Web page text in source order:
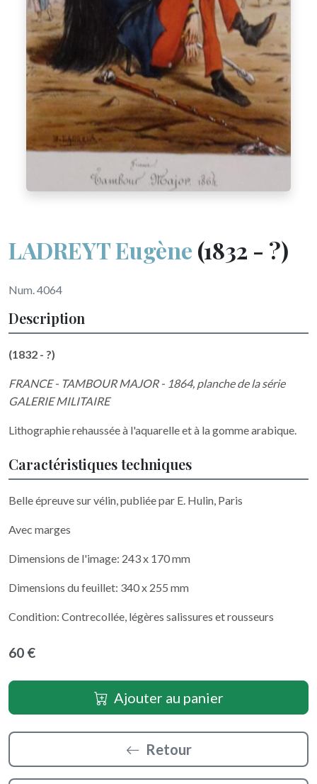
LADREYT Eugène (1832 - ?)
Num. 4064
Description
(1832 - ?)
FRANCE - TAMBOUR MAJOR - 1864, planche de la série
GALERIE MILITAIRE
Lithographie rehaussée à l'aquarelle et à la gomme arabique.
Caractéristiques techniques
Belle épreuve sur vélin, publiée par E. Hulin, Paris
Avec marges
Dimensions de l'image: 243 x 170 mm
Dimensions du feuillet: 340 x 255 mm
Condition: Contrecollée, légères salissures et rousseurs
60 €
Ajouter au panier
Retour